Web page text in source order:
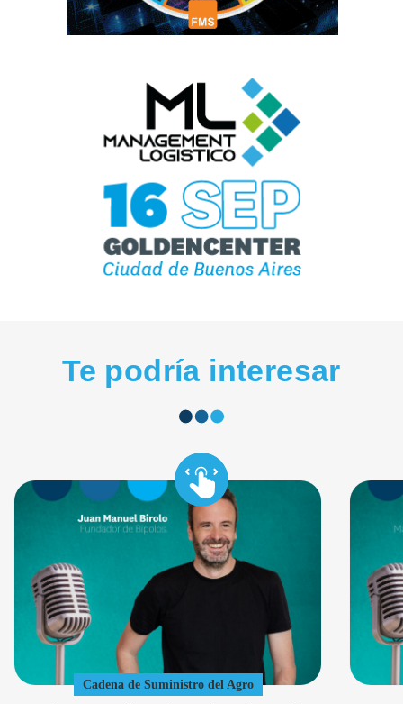
Te podría interesar
Cadena de Suministro del Agro